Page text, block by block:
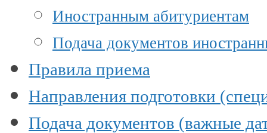
Иностранным абитуриентам
Подача документов
Правила приема
Направления подготовки
Подача документов (важные